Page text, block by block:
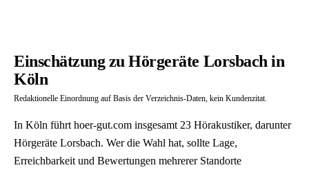
Einschätzung zu Hörgeräte Lorsbach in
Köln
Redaktionelle Einordnung auf Basis der Verzeichnis-Daten, kein Kundenzitat.
In Köln führt hoer-gut.com insgesamt 23 Hörakustiker, darunter
Hörgeräte Lorsbach. Wer die Wahl hat, sollte Lage,
Erreichbarkeit und Bewertungen mehrerer Standorte